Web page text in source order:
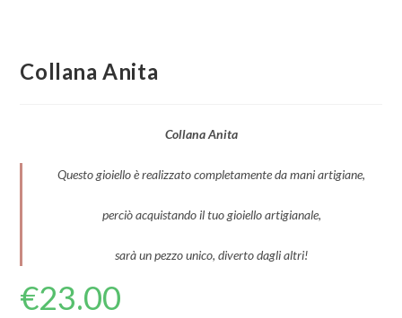
Collana Anita
Collana Anita
Questo gioiello è realizzato completamente da mani artigiane,
perciò acquistando il tuo gioiello artigianale,
sarà un pezzo unico, diverto dagli altri!
€23.00